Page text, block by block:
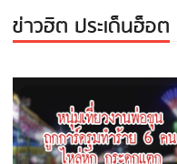
ข่าวฮิต ประเด็นฮ็อต